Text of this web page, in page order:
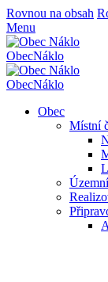
Rovnou na obsah
Menu
ObecNáklo
ObecNáklo
Obec
Místní